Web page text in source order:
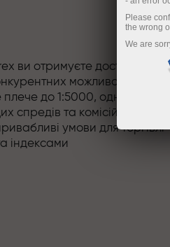
ви отримуєте доступ до
можливостей:
до 1:5000, одні з
спредів та комісій на ринку,
умови для торгівлі
індексами
Please
the wrong
We are